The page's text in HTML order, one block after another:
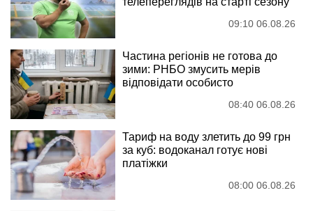
09:10 06.08.26
Частина регіонів не готова до
зими: РНБО змусить мерів
відповідати особисто
08:40 06.08.26
Тариф на воду злетить до 99 грн
за куб: водоканал готує нові
платіжки
08:00 06.08.26